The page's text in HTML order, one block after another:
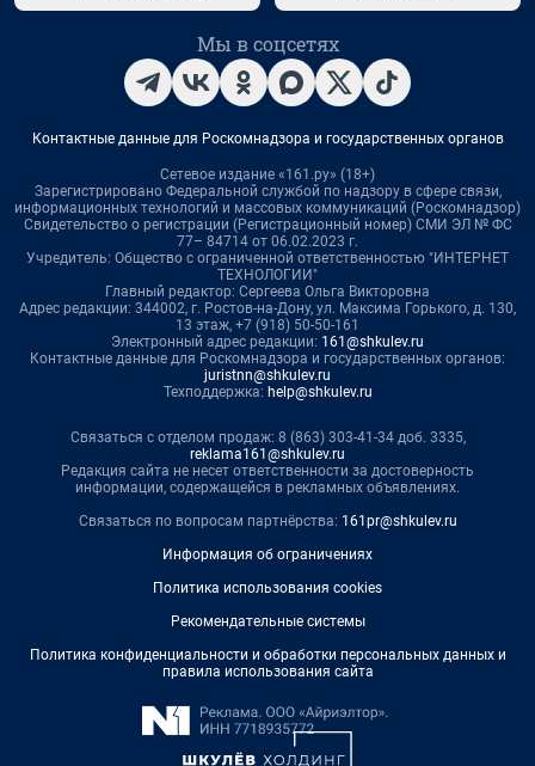
Мы в соцсетях
Контактные данные для Роскомнадзора и государственных органов
Сетевое издание «161.ру» (18+)
Зарегистрировано Федеральной службой по надзору в сфере связи,
информационных технологий и массовых коммуникаций (Роскомнадзор)
Свидетельство о регистрации (Регистрационный номер) СМИ ЭЛ № ФС
77– 84714 от 06.02.2023 г.
Учредитель: Общество с ограниченной ответственностью "ИНТЕРНЕТ
ТЕХНОЛОГИИ"
Главный редактор: Сергеева Ольга Викторовна
Адрес редакции: 344002, г. Ростов-на-Дону, ул. Максима Горького, д. 130,
13 этаж, +7 (918) 50-50-161
Электронный адрес редакции: 161@shkulev.ru
Контактные данные для Роскомнадзора и государственных органов:
juristnn@shkulev.ru
Техподдержка: help@shkulev.ru
Связаться с отделом продаж: 8 (863) 303-41-34 доб. 3335,
reklama161@shkulev.ru
Редакция сайта не несет ответственности за достоверность
информации, содержащейся в рекламных объявлениях.
Связаться по вопросам партнёрства: 161pr@shkulev.ru
Информация об ограничениях
Политика использования cookies
Рекомендательные системы
Политика конфиденциальности и обработки персональных данных и
правила использования сайта